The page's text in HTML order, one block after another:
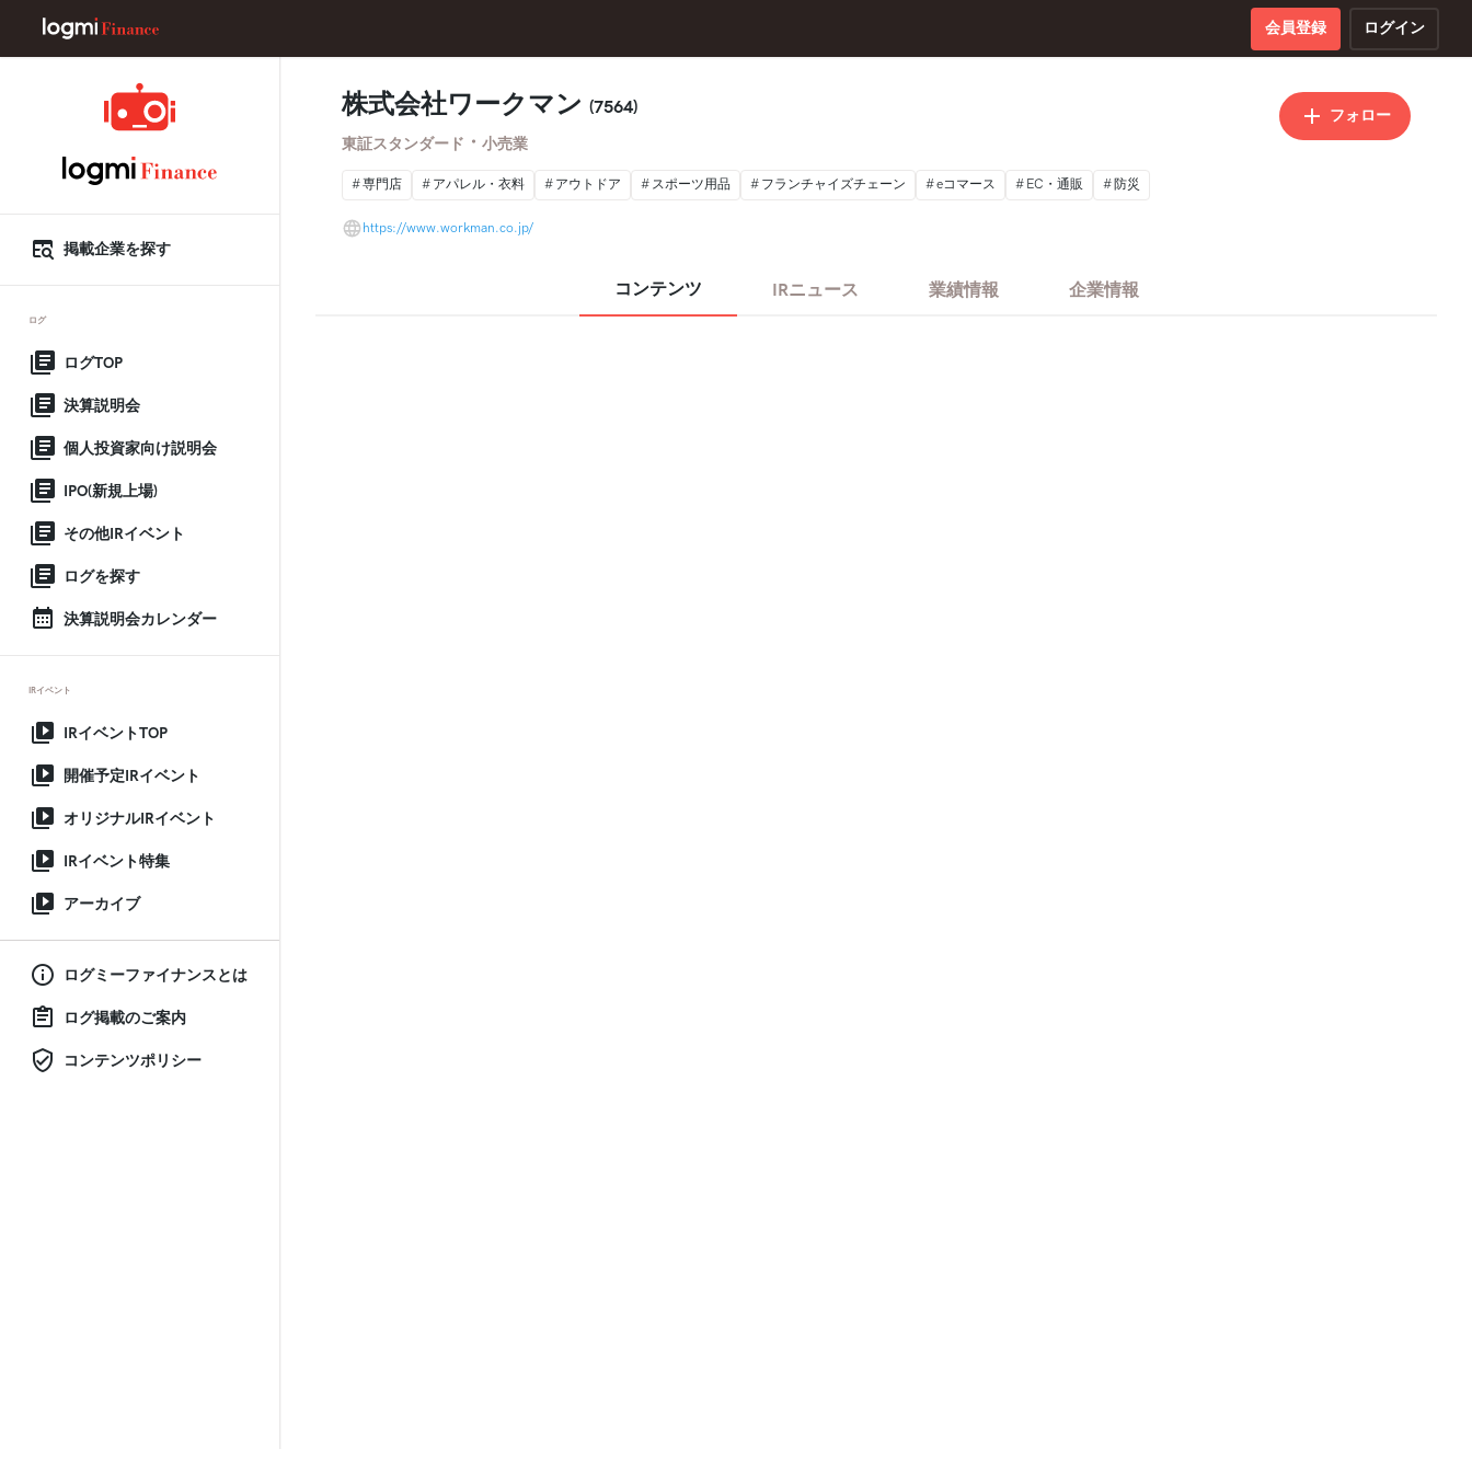
会員登録 ログイン
掲載企業を探す
ログ
ログTOP
決算説明会
個人投資家向け説明会
IPO(新規上場)
その他IRイベント
ログを探す
決算説明会カレンダー
IRイベント
IRイベントTOP
開催予定IRイベント
オリジナルIRイベント
IRイベント特集
アーカイブ
ログミーファイナンスとは
ログ掲載のご案内
コンテンツポリシー
株式会社ワークマン (7564)
東証スタンダード ・ 小売業
フォロー
専門店 アパレル・衣料 アウトドア スポーツ用品 フランチャイズチェーン eコマース EC・通販 防災
https://www.workman.co.jp/
コンテンツ IRニュース 業績情報 企業情報